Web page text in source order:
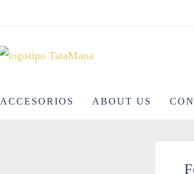
ACCESORIOS ABOUT US